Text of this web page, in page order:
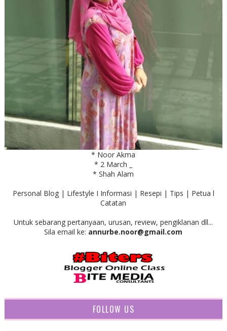
* Noor Akma
* 2 March _
* Shah Alam
Personal Blog | Lifestyle I Informasi | Resepi | Tips | Petua l
Catatan
Untuk sebarang pertanyaan, urusan, review, pengiklanan dll...
Sila email ke: annurbe.noor@gmail.com
FOLLOW US